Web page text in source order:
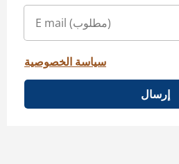
سياسة الخصوصية
إرسال